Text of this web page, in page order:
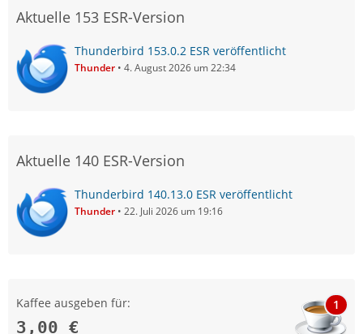
Aktuelle 153 ESR-Version
Thunderbird 153.0.2 ESR veröffentlicht
Thunder 4. August 2026 um 22:34
Aktuelle 140 ESR-Version
Thunderbird 140.13.0 ESR veröffentlicht
Thunder 22. Juli 2026 um 19:16
Kaffee ausgeben für:
3,00 €
1